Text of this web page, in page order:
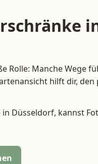
Rolle: Manche Wege
hilft dir,
Düsseldorf, kannst